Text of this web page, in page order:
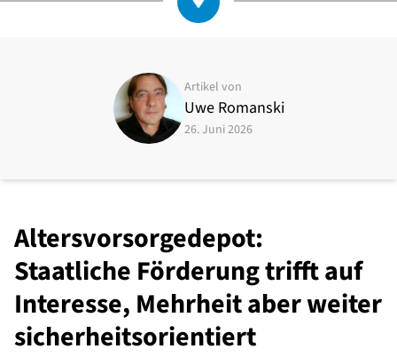
Artikel von
Uwe Romanski
26. Juni 2026
Altersvorsorgedepot:
Staatliche Förderung trifft auf
Interesse, Mehrheit aber weiter
sicherheitsorientiert